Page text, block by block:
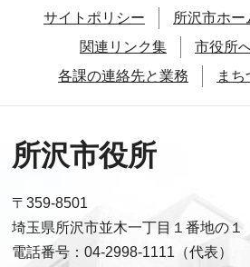
サイトポリシー
所沢市ホー
関連リンク集
市役所
各課の連絡先と業務
ま
所沢市役所
〒359-8501
埼玉県所沢市並木一丁目１番地の１
電話番号：04-2998-1111（代表）